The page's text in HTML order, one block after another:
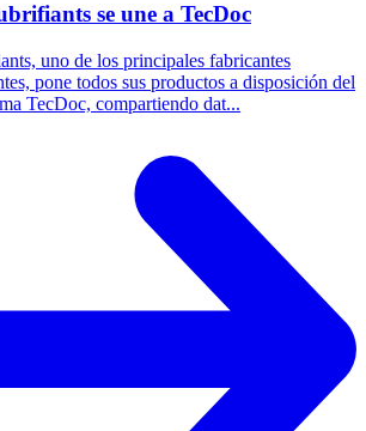
se une a TecDoc
uno de los principales fabricantes
pone todos sus productos a disposición del
TecDoc, compartiendo dat...